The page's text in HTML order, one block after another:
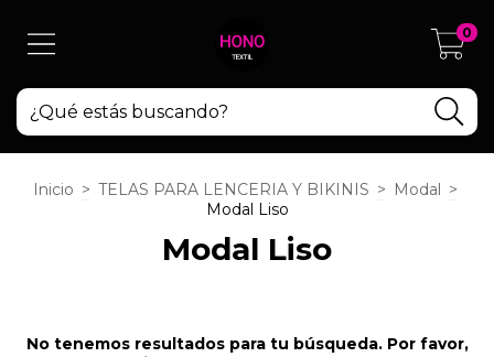
0
Inicio > TELAS PARA LENCERIA Y BIKINIS > Modal >
Modal Liso
Modal Liso
No tenemos resultados para tu búsqueda. Por favor,